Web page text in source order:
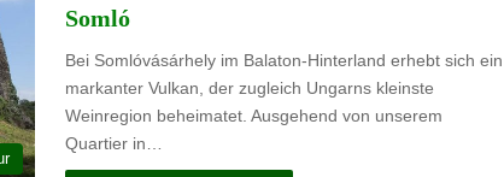
Somló
Bei Somlóvásárhely im Balaton-Hinterland erhebt sich ein
markanter Vulkan, der zugleich Ungarns kleinste
Weinregion beheimatet. Ausgehend von unserem
Quartier in…